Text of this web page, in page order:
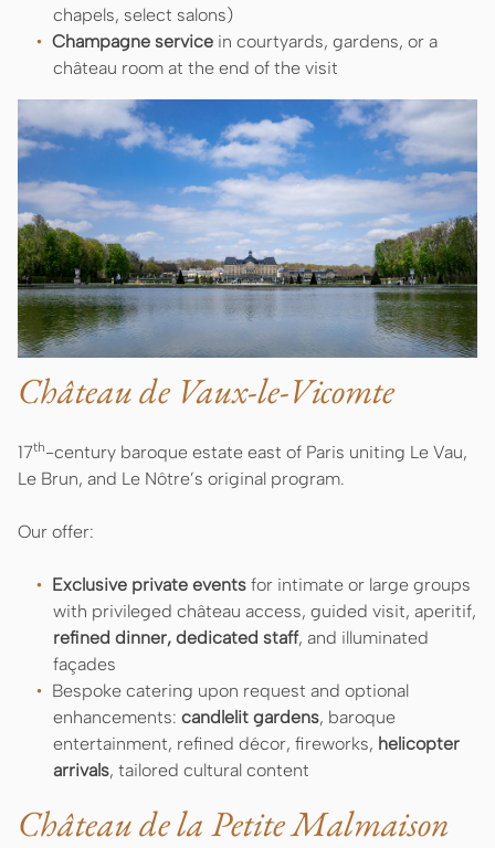
chapels, select salons)
Champagne service in courtyards, gardens, or a
château room at the end of the visit
Château de Vaux-le-Vicomte
17th-century baroque estate east of Paris uniting Le Vau,
Le Brun, and Le Nôtre’s original program.
Our offer:
Exclusive private events for intimate or large groups
with privileged château access, guided visit, aperitif,
refined dinner, dedicated staff, and illuminated
façades
Bespoke catering upon request and optional
enhancements: candlelit gardens, baroque
entertainment, refined décor, fireworks, helicopter
arrivals, tailored cultural content
Château de la Petite Malmaison